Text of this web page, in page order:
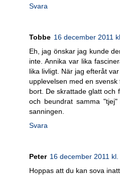
Svara
Tobbe 16 december 2011
Eh, jag önskar jag kunde
inte. Annika var lika
lika livligt. När jag efteråt
upplevelsen med en
bort. De skrattade glatt och
och beundrat samma
sanningen.
Svara
Peter 16 december 2011
Hoppas att du kan sova